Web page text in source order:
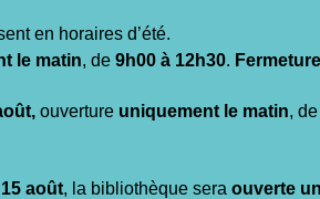
en horaires d’été.
le matin, de 9h00 à 12h30.
ouverture uniquement le matin, de
août, la bibliothèque sera ouverte